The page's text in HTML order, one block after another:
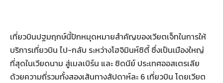
เที่ยวบินปฐมฤกษ์นี้ปักหมุดหมายสำคัญของเวียตเจ็ทในการให้
บริการเที่ยวบิน ไป-กลับ ระหว่างโฮจิมินห์ซิตี้ ซึ่งเป็นเมืองใหญ่
ที่สุดในเวียดนาม สู่เมลเบิร์น และ ซิดนีย์ ประเทศออสเตรเลีย
ด้วยความถี่รวมทั้งสองเส้นทางสัปดาห์ละ 6 เที่ยวบิน โดยเวียต